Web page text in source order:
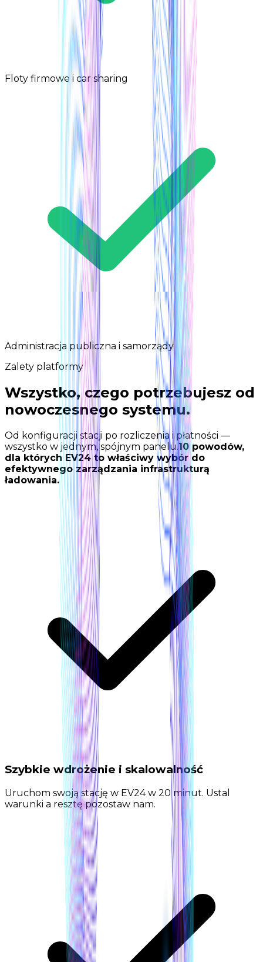
Floty firmowe i car sharing
Administracja publiczna i samorządy
Zalety platformy
Wszystko, czego potrzebujesz od
nowoczesnego systemu.
Od konfiguracji stacji po rozliczenia i płatności —
wszystko w jednym, spójnym panelu.10 powodów,
dla których EV24 to właściwy wybór do
efektywnego zarządzania infrastrukturą
ładowania.
Szybkie wdrożenie i skalowalność
Uruchom swoją stację w EV24 w 20 minut. Ustal
warunki a resztę pozostaw nam.